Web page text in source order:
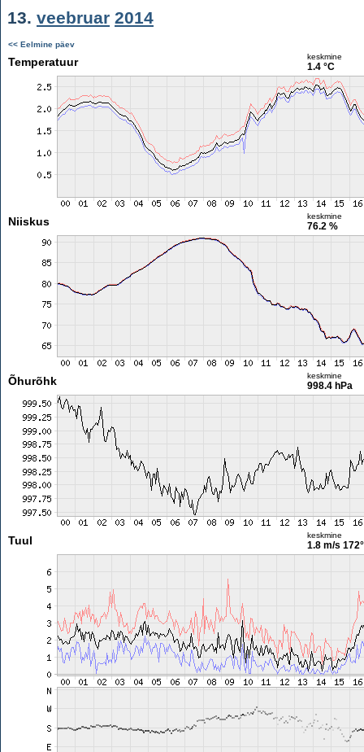
13. veebruar 2014
<< Eelmine päev
Temperatuur keskmine
1.4 °C
Niiskus keskmine
76.2 %
Õhurõhk keskmine
998.4 hPa
Tuul keskmine
1.8 m/s 172°